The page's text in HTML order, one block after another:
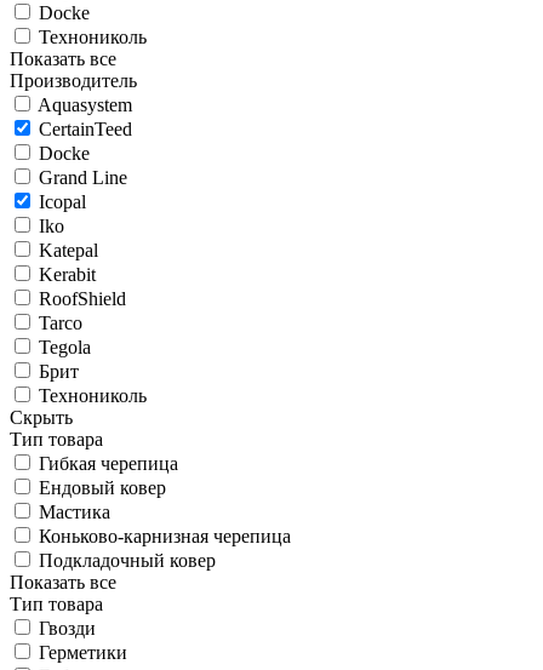
Docke
Технониколь
Показать все
Производитель
Aquasystem
CertainTeed
Docke
Grand Line
Icopal
Iko
Katepal
Kerabit
RoofShield
Tarco
Tegola
Брит
Технониколь
Скрыть
Тип товара
Гибкая черепица
Ендовый ковер
Мастика
Коньково-карнизная черепица
Подкладочный ковер
Показать все
Тип товара
Гвозди
Герметики